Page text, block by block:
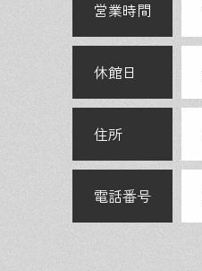
営業時間
休館日
住所
電話番号